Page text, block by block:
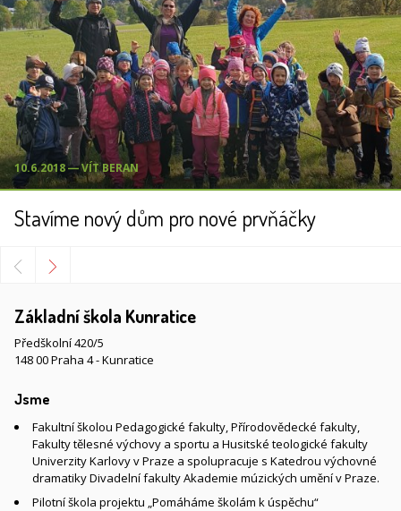
10.6.2018 ― VÍT BERAN
Stavíme nový dům pro nové prvňáčky
Základní škola Kunratice
Předškolní 420/5
148 00 Praha 4 - Kunratice
Jsme
Fakultní školou Pedagogické fakulty, Přírodovědecké fakulty,
Fakulty tělesné výchovy a sportu a Husitské teologické fakulty
Univerzity Karlovy v Praze a spolupracuje s Katedrou výchovné
dramatiky Divadelní fakulty Akademie múzických umění v Praze.
Pilotní škola projektu „Pomáháme školám k úspěchu“